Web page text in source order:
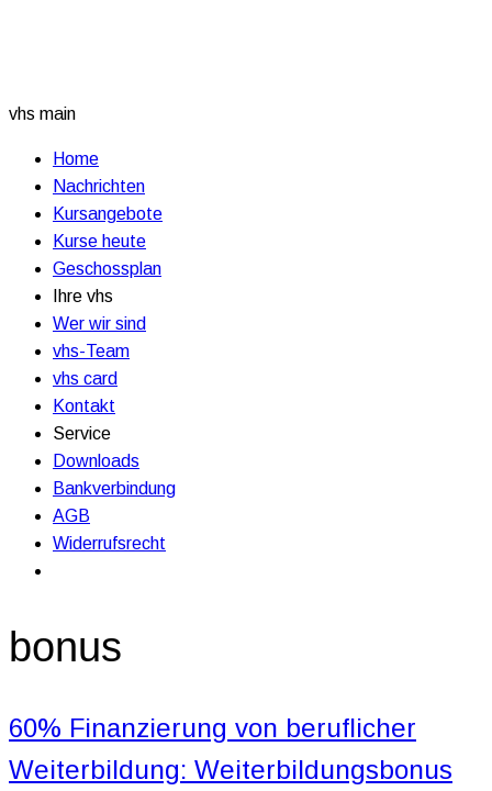
vhs main
Home
Nachrichten
Kursangebote
Kurse heute
Geschossplan
Ihre vhs
Wer wir sind
vhs-Team
vhs card
Kontakt
Service
Downloads
Bankverbindung
AGB
Widerrufsrecht
bonus
60% Finanzierung von beruflicher
Weiterbildung: Weiterbildungsbonus